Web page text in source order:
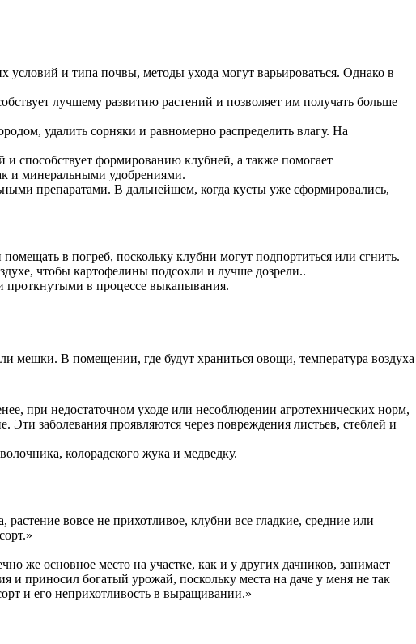
и типа почвы, методы ухода могут варьироваться. Однако в
лучшему развитию растений и позволяет им получать больше
удалить сорняки и равномерно распределить влагу. На
и способствует формированию клубней, а также помогает
и минеральными удобрениями.
препаратами. В дальнейшем, когда кусты уже сформировались,
в погреб, поскольку клубни могут подпортиться или сгнить.
чтобы картофелины подсохли и лучше дозрели..
в процессе выкапывания.
мешки. В помещении, где будут храниться овощи, температура воздуха
при недостаточном уходе или несоблюдении агротехнических норм,
Эти заболевания проявляются через повреждения листьев, стеблей и
колорадского жука и медведку.
вовсе не прихотливое, клубни все гладкие, средние или
же основное место на участке, как и у других дачников, занимает
приносил богатый урожай, поскольку места на даче у меня не так
и его неприхотливость в выращивании.»